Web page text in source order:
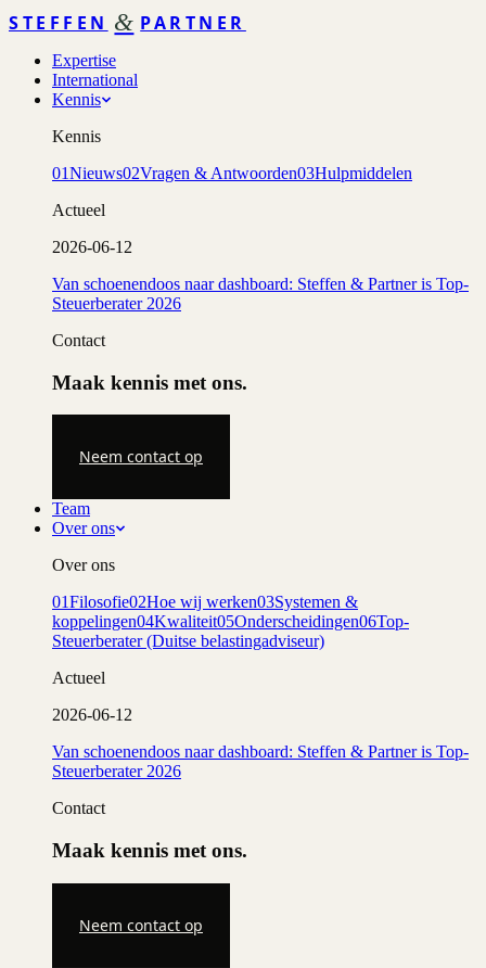
STEFFEN & PARTNER
Expertise
International
Kennis
Kennis
01Nieuws02Vragen & Antwoorden03Hulpmiddelen
Actueel
2026-06-12
Van schoenendoos naar dashboard: Steffen & Partner is Top-
Steuerberater 2026
Contact
Maak kennis met ons.
Neem contact op
Team
Over ons
Over ons
01Filosofie02Hoe wij werken03Systemen &
koppelingen04Kwaliteit05Onderscheidingen06Top-
Steuerberater (Duitse belastingadviseur)
Actueel
2026-06-12
Van schoenendoos naar dashboard: Steffen & Partner is Top-
Steuerberater 2026
Contact
Maak kennis met ons.
Neem contact op